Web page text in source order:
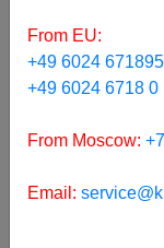
From EU:
+49 6024
+49 6024 6718 0
From Moscow:
Email: